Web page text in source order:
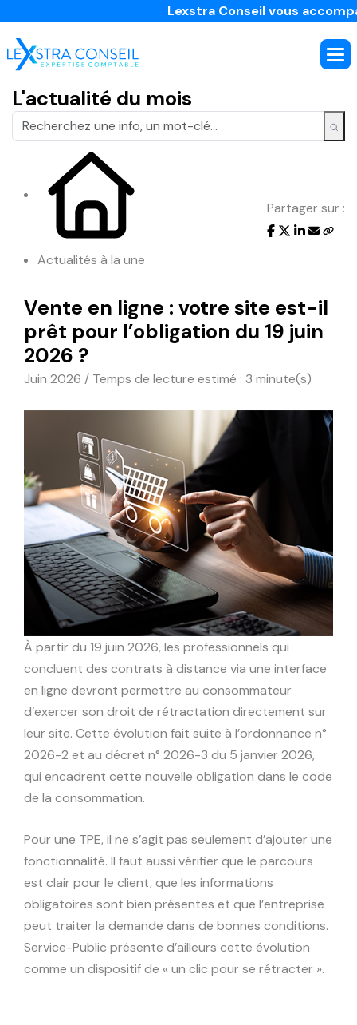
Lexstra Conseil vous
L'actualité du mois
Actualités à la une
Partager sur :
Vente en ligne : votre site est-il
prêt pour l’obligation du 19 juin
2026 ?
Juin 2026 / Temps de lecture estimé : 3 minute(s)
À partir du 19 juin 2026, les professionnels qui
concluent des contrats à distance via une interface
en ligne devront permettre au consommateur
d’exercer son droit de rétractation directement sur
leur site. Cette évolution fait suite à l’ordonnance n°
2026-2 et au décret n° 2026-3 du 5 janvier 2026,
qui encadrent cette nouvelle obligation dans le code
de la consommation.
Pour une TPE, il ne s’agit pas seulement d’ajouter une
fonctionnalité. Il faut aussi vérifier que le parcours
est clair pour le client, que les informations
obligatoires sont bien présentes et que l’entreprise
peut traiter la demande dans de bonnes conditions.
Service-Public présente d’ailleurs cette évolution
comme un dispositif de « un clic pour se rétracter ».